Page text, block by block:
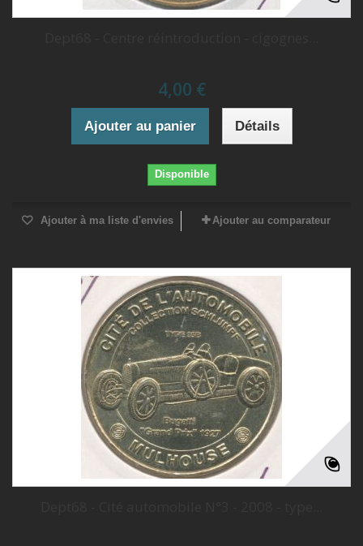
4,00 €
Ajouter au panier Détails
Disponible
Ajouter à ma liste d'envies Ajouter au comparateur